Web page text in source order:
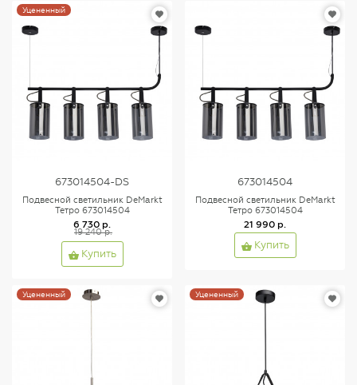
Уцененный
673014504-DS
Подвесной светильник DeMarkt
Тетро 673014504
6 730 р.
19 240 р.
Купить
673014504
Подвесной светильник DeMarkt
Тетро 673014504
21 990 р.
Купить
Уцененный Уцененный